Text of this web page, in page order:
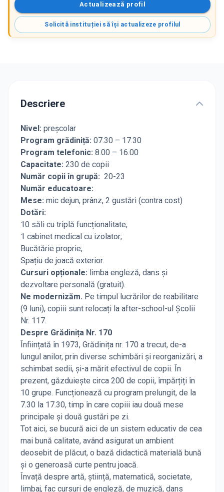
Actualizează profil
Solicită instituției să își actualizeze profilul
Descriere
Nivel: preșcolar
Program grădiniță: 07.30 – 17.30
Program telefonic: 8.00 – 16.00
Capacitate: 230 de copii
Număr copii în grupă: 20-23
Număr educatoare:
Mese: mic dejun, prânz, 2 gustări (contra cost)
Dotări:
10 săli cu triplă funcționalitate;
1 cabinet medical cu izolator;
Bucătărie proprie;
Spațiu de joacă exterior.
Cursuri opționale: limba engleză, dans și
dezvoltare personală (gratuit).
Ne modernizăm. Pe timpul lucrărilor de reabilitare
(9 luni), copiii sunt relocați la after-school-ul Școlii
Nr. 117.
Despre Grădinița Nr. 170
Înființată în 1973, Grădinița nr. 170 a trecut, de-a
lungul anilor, prin diverse schimbări și reorganizări, a
schimbat sedii, și-a mărit efectivul de copii. În
prezent, găzduiește circa 200 de copii, împărțiți în
10 grupe. Funcționează cu program prelungit, de la
7.30 la 17.30, timp în care copiii iau două mese
principale și două gustări pe zi.
Tot aici, se bucură aici de un sistem educativ de cea
mai bună calitate, având asigurat un ambient
deosebit de plăcut, o bază didactică materială bună
şi o generoasă curte pentru joacă.
Învață despre artă, știință, matematică, societate,
limbaj, fac cursuri de engleză, de muzică, dans